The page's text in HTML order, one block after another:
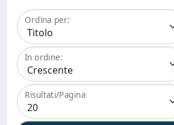
Ordina per:
In ordine:
Risultati/Pagina